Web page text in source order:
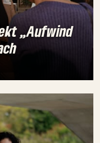
„Aufwind